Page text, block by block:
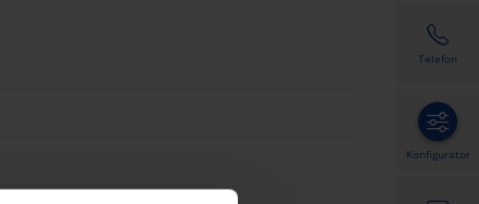
Telefon
Konfigurator